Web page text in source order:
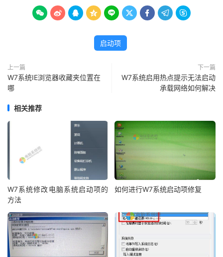
        
启动项
上一篇
W7系统IE浏览器收藏夹位置在
哪
下一篇
W7系统启用热点提示无法启动
承载网络如何解决
相关推荐
W7系统修改电脑系统启动项的
方法
如何进行W7系统启动项修复